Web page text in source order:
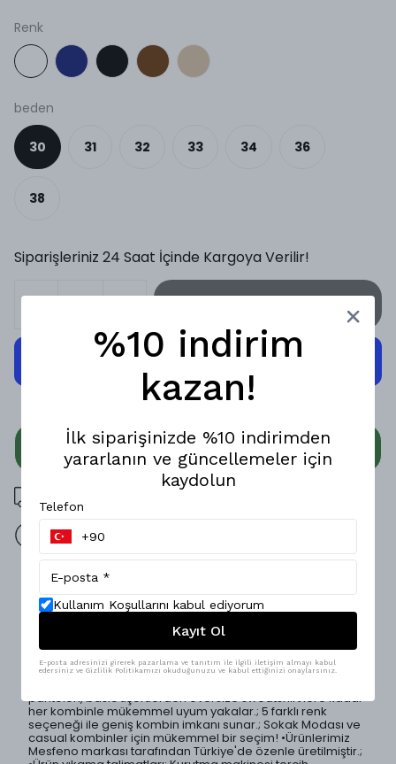
Renk
beden
30 31 32 33 34 36
38
Siparişleriniz 24 Saat İçinde Kargoya Verilir!
WHATSAPP
3000 TL üzeri ücretsiz kargo
14 gün içinde iade değişim
Ürün Açıklaması
Konforu ön planda tutan regular kesim beli lastikli erkek
pantolon, sade ve modern tasarımıyla günlük giyimin
vazgeçilmez parçalarından biri.; Yumuşak dokulu ve esnek
kumaşı sayesinde rahat hareket etmenizi sağlar.; Lastikli
beli vücuda uyum sağlayarak ekstra konfor sunar.; Hem
pantolon, basic tişörtlerden oversize sweatshirt’lere kadar
her kombinle mükemmel uyum yakalar.; 5 farklı renk
seçeneği ile geniş kombin imkanı sunar.; Sokak Modası ve
casual kombinler için mükemmel bir seçim! •Ürünlerimiz
Mesfeno markası tarafından Türkiye'de özenle üretilmiştir.;
%10 indirim
kazan!
İlk siparişinizde %10 indirimden
yararlanın ve güncellemeler için
kaydolun
Telefon
Kullanım Koşullarını kabul ediyorum
Kayıt Ol
E-posta adresinizi girerek pazarlama ve tanıtım ile ilgili iletişim almayı kabul
edersiniz ve Gizlilik Politikamızı okuduğunuzu ve kabul ettiğinizi onaylarsınız.